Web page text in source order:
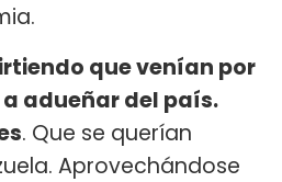
que venían por
adueñar del país.
. Que se querían
Aprovechándose